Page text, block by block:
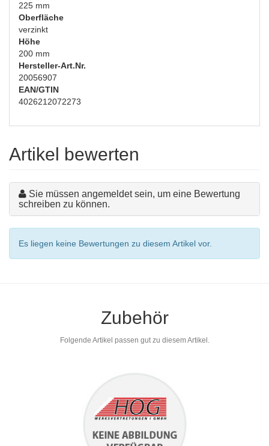
225 mm
Oberfläche
verzinkt
Höhe
200 mm
Hersteller-Art.Nr.
20056907
EAN/GTIN
4026212072273
Artikel bewerten
Sie müssen angemeldet sein, um eine Bewertung
schreiben zu können.
Es liegen keine Bewertungen zu diesem Artikel vor.
Zubehör
Folgende Artikel passen gut zu diesem Artikel.